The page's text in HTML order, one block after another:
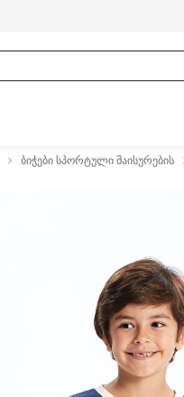
ბიჭები სპორტული მაისურების